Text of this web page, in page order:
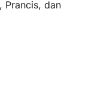
Prancis, dan